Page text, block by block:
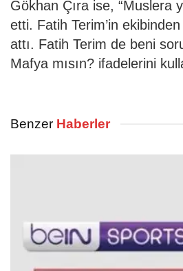
Gökhan Çıra ise, “Muslera
etti. Fatih Terim’in
attı. Fatih Terim de beni
Mafya mısın? ifadelerini
Benzer Haberler